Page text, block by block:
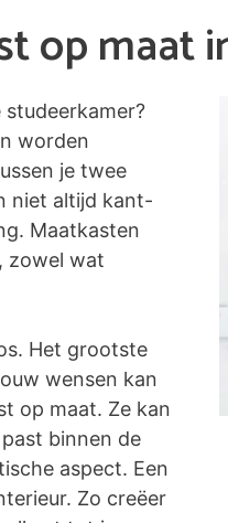
op maat
worden
je twee
niet altijd kant-
Maatkasten
zowel wat
Het grootste
wensen kan
op maat. Ze kan
binnen de
aspect. Een
Zo creëer